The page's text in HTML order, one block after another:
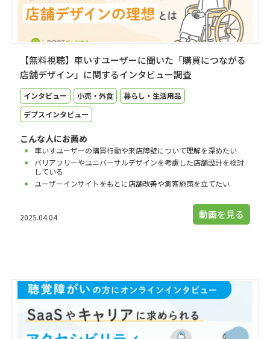
【無料視聴】車いすユーザーに聞いた「購買につながる
店舗デザイン」に関するインタビュー調査
インタビュー 小売・外食
暮らし・生活用品
デプスインタビュー
こんな人にお薦め
車いすユーザーの購買行動や来店障壁について理解を深めたい
バリアフリーやユニバーサルデザインを考慮した店舗設計を検討
している
ユーザーインサイトをもとに店舗改善や集客施策を立てたい
2025.04.04 動画を見る